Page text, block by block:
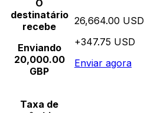
O
destinatário
recebe
Enviando
20,000.00
GBP
26,664.00 USD
+347.75 USD
Enviar agora
Taxa de